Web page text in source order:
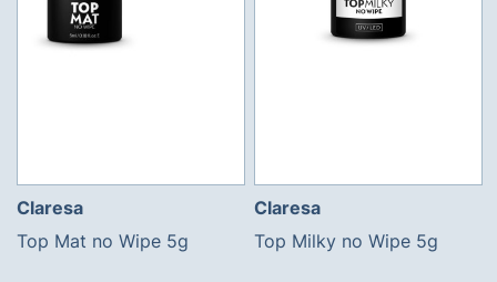
Claresa
Top Mat no Wipe 5g
Claresa
Top Milky no Wipe 5g